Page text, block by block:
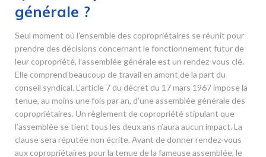
générale ?
Seul moment où l’ensemble des copropriétaires se réunit pour
prendre des décisions concernant le fonctionnement futur de
leur copropriété, l’assemblée générale est un rendez-vous clé.
Elle comprend beaucoup de travail en amont de la part du
conseil syndical. L’article 7 du décret du 17 mars 1967 impose la
tenue, au moins une fois par an, d’une assemblée générale des
copropriétaires. Un règlement de copropriété stipulant que
l’assemblée se tient tous les deux ans n’aura aucun impact. La
clause sera réputée non écrite. Avant de donner rendez-vous
aux copropriétaires pour la tenue de la fameuse assemblée, le